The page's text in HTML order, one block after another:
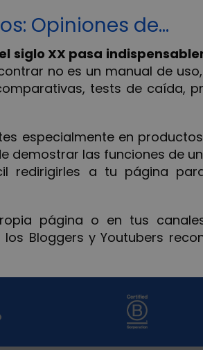
Opiniones de…
siglo XX pasa
no es un manual de
tests de caída,
especialmente en
demostrar las funciones de
redirigirles a tu página
página o en tus
Bloggers y Youtubers